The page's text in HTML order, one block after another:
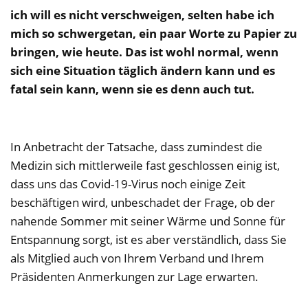
ich will es nicht verschweigen, selten habe ich
mich so schwergetan, ein paar Worte zu Papier zu
bringen, wie heute. Das ist wohl normal, wenn
sich eine Situation täglich ändern kann und es
fatal sein kann, wenn sie es denn auch tut.
In Anbetracht der Tatsache, dass zumindest die
Medizin sich mittlerweile fast geschlossen einig ist,
dass uns das Covid-19-Virus noch einige Zeit
beschäftigen wird, unbeschadet der Frage, ob der
nahende Sommer mit seiner Wärme und Sonne für
Entspannung sorgt, ist es aber verständlich, dass Sie
als Mitglied auch von Ihrem Verband und Ihrem
Präsidenten Anmerkungen zur Lage erwarten.